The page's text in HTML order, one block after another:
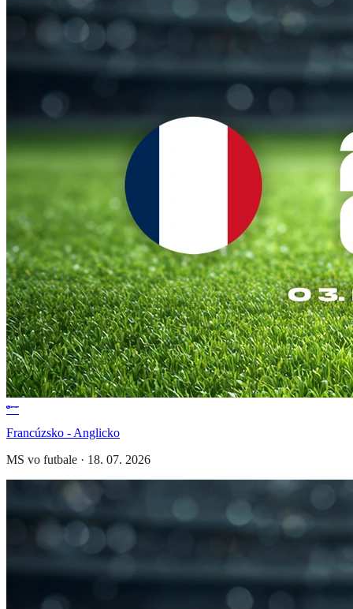
Francúzsko - Anglicko
MS vo futbale · 18. 07. 2026